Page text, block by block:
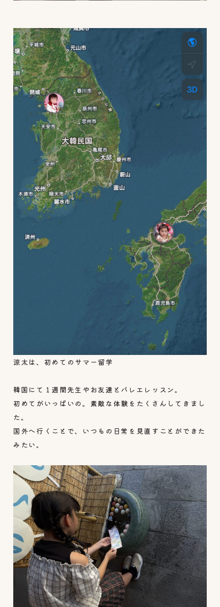
涼太は、初めてのサマー留学
韓国にて１週間先生やお友達とバレエレッスン。
初めてがいっぱいの。素敵な体験をたくさんしてきまし
た。
国外へ行くことで、いつもの日常を見直すことができた
みたい。